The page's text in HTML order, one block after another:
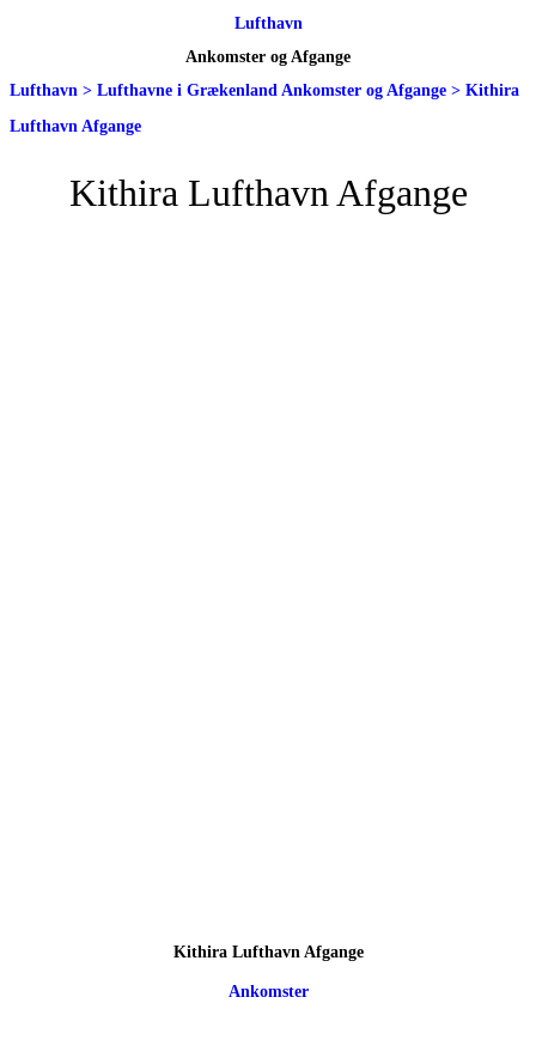
Lufthavn
Ankomster og Afgange
Lufthavn > Lufthavne i Grækenland Ankomster og Afgange > Kithira
Lufthavn Afgange
Kithira Lufthavn Afgange
Kithira Lufthavn Afgange
Ankomster